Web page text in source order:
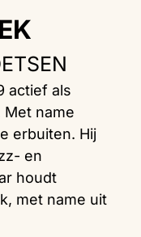
actief als
name
erbuiten. Hij
en
houdt
met name uit